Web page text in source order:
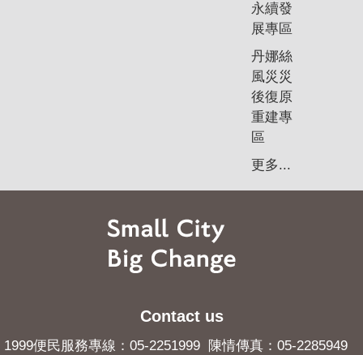
永續發
展專區
丹娜絲
風災災
後復原
重建專
區
更多...
Contact us
1999便民服務專線：05-2251999 陳情傳真：05-2285949